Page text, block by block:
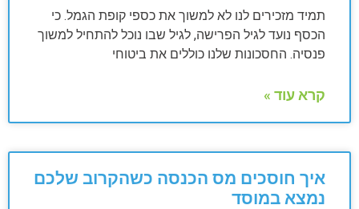
תמיד מזכירים לנו לא למשוך את כספי קופת הגמל. כי
הכסף נועד לגיל הפרישה, לגיל שבו נוכל להתחיל למשוך
פנסיה. החסכונות שלנו כוללים את ביטוחי
קרא עוד »
איך חוסכים מס הכנסה כשהקרוב שלכם
נמצא במוסד